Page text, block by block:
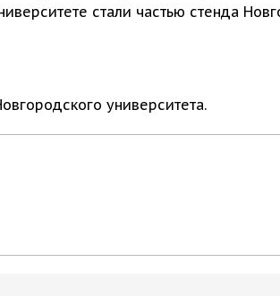
стали частью стенда
университета.